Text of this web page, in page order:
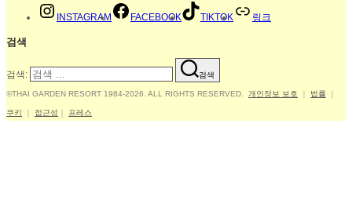
INSTAGRAM FACEBOOK TIKTOK 링크
검색
검색: 검색
©THAI GARDEN RESORT 1984-2026. ALL RIGHTS RESERVED. 개인정보 보호 법률
쿠키 접근성 프레스